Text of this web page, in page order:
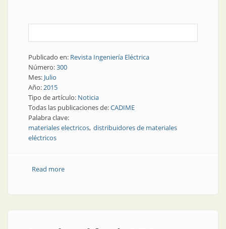
Publicado en: Revista Ingeniería Eléctrica
Número:300
Mes: Julio
Año:2015
Tipo de artículo: Noticia
Todas las publicaciones de:CADIME
Palabra clave:
materiales electricos distribuidores de materiales
eléctricos
Read moreabout Noticias | Actualidad y perspectivas del